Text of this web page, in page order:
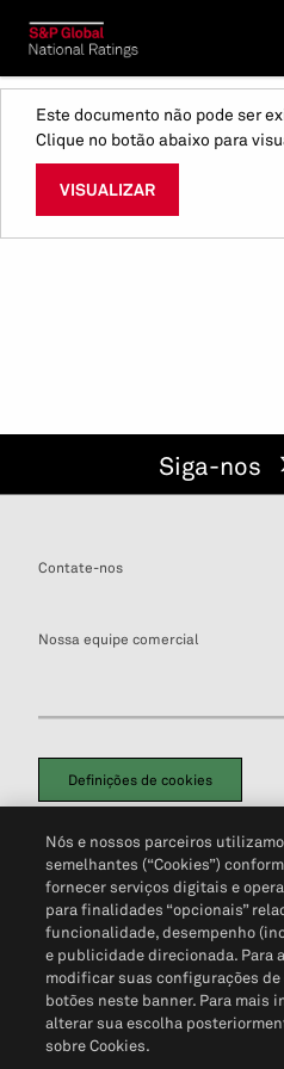
Este documento não pode ser
Clique no botão abaixo para
VISUALIZAR
Siga-nos
Contate-nos
Nossa equipe comercial
Definições de cookies
Política de PrivacidadePortal de
Não Venda Minhas Informações
Nós e nossos parceiros
semelhantes (“Cookies”)
fornecer serviços digitais e
para finalidades “opcionais”
funcionalidade, desempenho
e publicidade direcionada. Para
modificar suas configurações
botões neste banner. Para mais
alterar sua escolha
sobre Cookies.